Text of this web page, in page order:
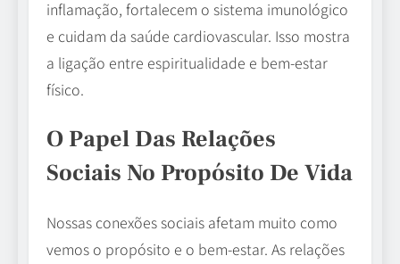
inflamação, fortalecem o sistema imunológico
e cuidam da saúde cardiovascular. Isso mostra
a ligação entre espiritualidade e bem-estar
físico.
O Papel Das Relações
Sociais No Propósito De Vida
Nossas conexões sociais afetam muito como
vemos o propósito e o bem-estar. As relações